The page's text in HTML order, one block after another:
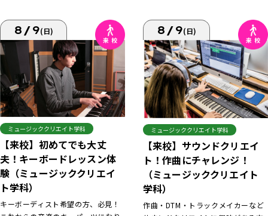
8/9(日)
ミュージッククリエイト学科
【来校】初めてでも大丈
夫！キーボードレッスン体
験（ミュージッククリエイ
ト学科）
キーボーディスト希望の方、必見！
8/9(日)
ミュージッククリエイト学科
【来校】サウンドクリエイ
ト！作曲にチャレンジ！
（ミュージッククリエイト
学科）
作曲・DTM・トラックメイカーなど